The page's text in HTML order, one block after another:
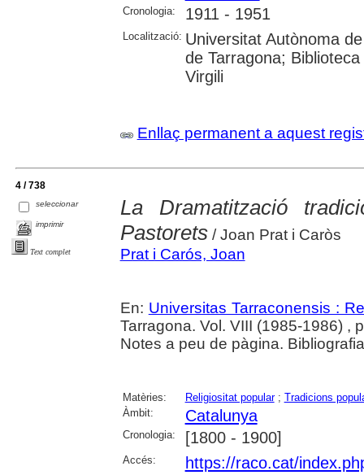
Cronologia: 1911 - 1951
Localització: Universitat Autònoma
de Tarragona;
Virgili
Enllaç permanent a aquest
4 / 738
seleccionar
imprimir
Text complet
La Dramatització
Pastorets/ Joan Prat i Caròs
Prat i Carós, Joan
En: Universitas Tarraconensis :
Tarragona. Vol. VIII (1985-1986) ,
Notes a peu de pàgina.
Matèries: Religiositat popular; Tradicions
Àmbit:
Catalunya
Cronologia: [1800 - 1900]
Accés: https://raco.cat/